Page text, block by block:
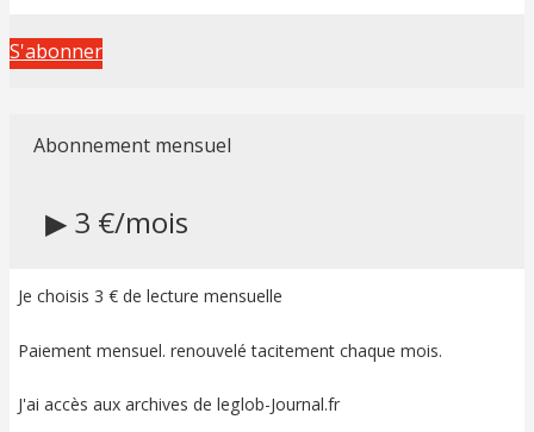
S'abonner
Abonnement mensuel
▶ 3 €/mois
Je choisis 3 € de lecture mensuelle
Paiement mensuel. renouvelé tacitement chaque mois.
J'ai accès aux archives de leglob-Journal.fr